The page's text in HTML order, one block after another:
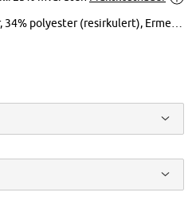
Fôring: 100% polyester, Hettefôr: 100% polyester, Polster: 100% polyester